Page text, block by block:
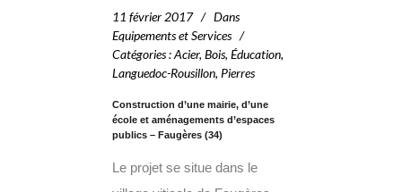
11 février 2017
Dans
Equipements et Services
Catégories:Acier, Bois, Éducation,
Languedoc-Rousillon, Pierres
Construction d’une mairie, d’une
école et aménagements d’espaces
publics – Faugères (34)
Le projet se situe dans le